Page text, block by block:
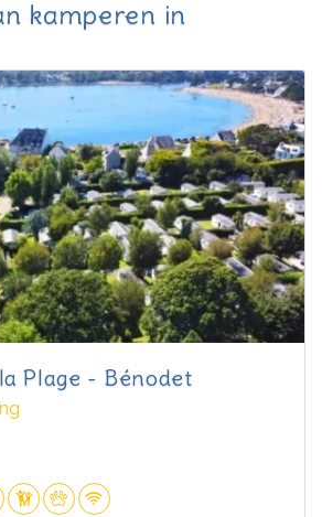
kamperen in
Plage - Bénodet